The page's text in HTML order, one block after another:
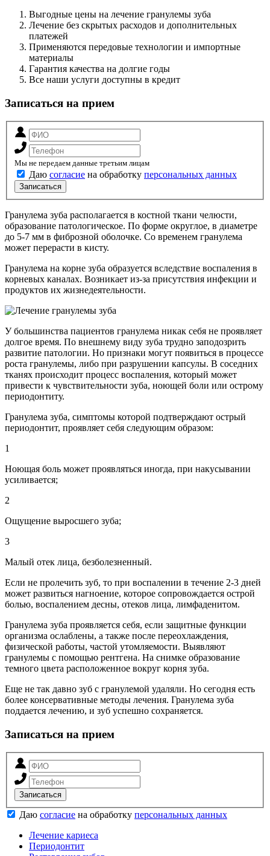
Выгодные цены на лечение гранулемы зуба
Лечение без скрытых расходов и дополнительных
платежей
Применяются передовые технологии и импортные
материалы
Гарантия качества на долгие годы
Все наши услуги доступны в кредит
Записаться на прием
Мы не передаем данные третьим лицам
Даю согласие на обработку персональных данных
Записаться
Гранулема зуба располагается в костной ткани челюсти,
образование патологическое. По форме округлое, в диаметре
до 5-7 мм в фиброзной оболочке. Со временем гранулема
может перерасти в кисту.
Гранулема на корне зуба образуется вследствие воспаления в
корневых каналах. Возникает из-за присутствия инфекции и
продуктов их жизнедеятельности.
У большинства пациентов гранулема никак себя не проявляет
долгое время. По внешнему виду зуба трудно заподозрить
развитие патологии. Но признаки могут появиться в процессе
роста гранулемы, либо при разрушении капсулы. В соседних
тканях происходит процесс воспаления, который может
привести к чувствительности зуба, ноющей боли или острому
периодонтиту.
Гранулема зуба, симптомы которой подтверждают острый
периодонтит, проявляет себя следующим образом:
1
Ноющая боль может проявляться иногда, при накусывании
усиливается;
2
Ощущение выросшего зуба;
3
Малый отек лица, безболезненный.
Если не пролечить зуб, то при воспалении в течение 2-3 дней
может развиться нагноение, которое сопровождается острой
болью, воспалением десны, отеков лица, лимфаденитом.
Гранулема зуба проявляется себя, если защитные функции
организма ослаблены, а также после переохлаждения,
физической работы, частой утомляемости. Выявляют
гранулемы с помощью рентгена. На снимке образование
темного цвета расположенное вокруг корня зуба.
Еще не так давно зуб с гранулемой удаляли. Но сегодня есть
более консервативные методы лечения. Гранулема зуба
поддается лечению, и зуб успешно сохраняется.
Записаться на прием
Записаться
Даю согласие на обработку персональных данных
Лечение кариеса
Периодонтит